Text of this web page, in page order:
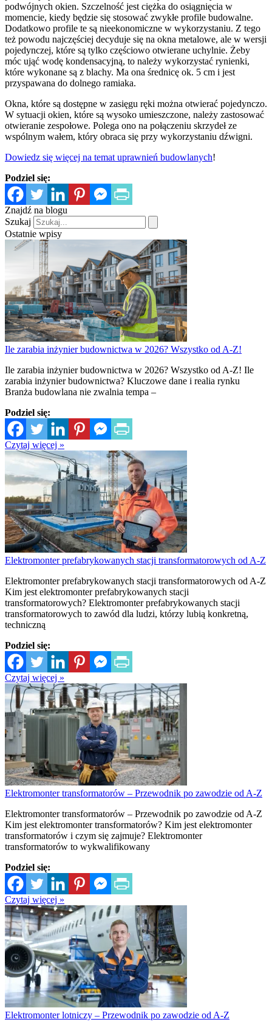
podwójnych okien. Szczelność jest ciężka do osiągnięcia w
momencie, kiedy będzie się stosować zwykłe profile budowalne.
Dodatkowo profile te są nieekonomiczne w wykorzystaniu. Z tego
też powodu najczęściej decyduje się na okna metalowe, ale w wersji
pojedynczej, które są tylko częściowo otwierane uchylnie. Żeby
móc ująć wodę kondensacyjną, to należy wykorzystać rynienki,
które wykonane są z blachy. Ma ona średnicę ok. 5 cm i jest
przyspawana do dolnego ramiaka.
Okna, które są dostępne w zasięgu ręki można otwierać pojedynczo.
W sytuacji okien, które są wysoko umieszczone, należy zastosować
otwieranie zespołowe. Polega ono na połączeniu skrzydeł ze
wspólnym wałem, który obraca się przy wykorzystaniu dźwigni.
Dowiedz się więcej na temat uprawnień budowlanych!
Podziel się:
Znajdź na blogu
Szukaj
Ostatnie wpisy
Ile zarabia inżynier budownictwa w 2026? Wszystko od A-Z!
Ile zarabia inżynier budownictwa w 2026? Wszystko od A-Z! Ile
zarabia inżynier budownictwa? Kluczowe dane i realia rynku
Branża budowlana nie zwalnia tempa –
Podziel się:
Czytaj więcej »
Elektromonter prefabrykowanych stacji transformatorowych od A-Z
Elektromonter prefabrykowanych stacji transformatorowych od A-Z
Kim jest elektromonter prefabrykowanych stacji
transformatorowych? Elektromonter prefabrykowanych stacji
transformatorowych to zawód dla ludzi, którzy lubią konkretną,
techniczną
Podziel się:
Czytaj więcej »
Elektromonter transformatorów – Przewodnik po zawodzie od A-Z
Elektromonter transformatorów – Przewodnik po zawodzie od A-Z
Kim jest elektromonter transformatorów? Kim jest elektromonter
transformatorów i czym się zajmuje? Elektromonter
transformatorów to wykwalifikowany
Podziel się:
Czytaj więcej »
Elektromonter lotniczy – Przewodnik po zawodzie od A-Z